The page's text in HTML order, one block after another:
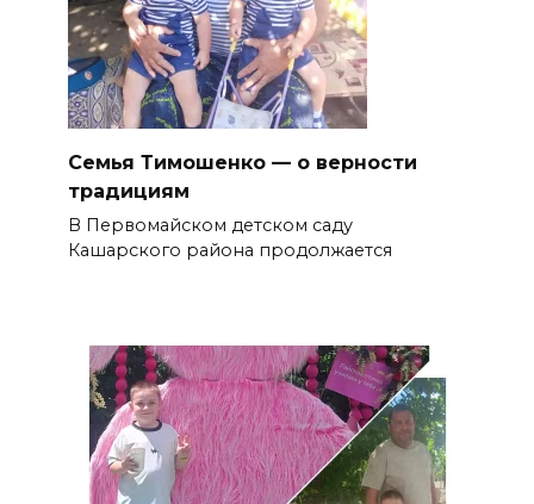
Семья Тимошенко — о верности
традициям
В Первомайском детском саду
Кашарского района продолжается